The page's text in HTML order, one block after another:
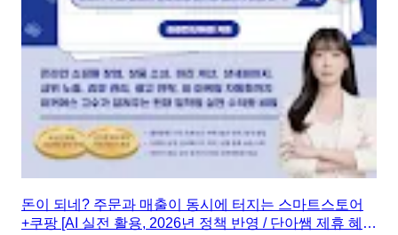
돈이 되네? 주문과 매출이 동시에 터지는 스마트스토어
+쿠팡 [AI 실전 활용, 2026년 정책 반영 / 단아쌤 제휴 혜